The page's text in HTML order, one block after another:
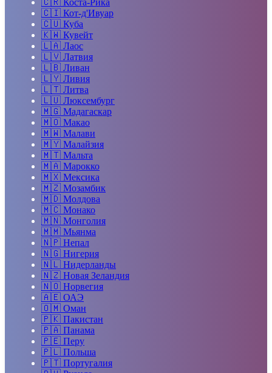
🇨🇮 Кот-д'Ивуар
🇨🇺 Куба
🇰🇼 Кувейт
🇱🇦 Лаос
🇱🇻 Латвия
🇱🇧 Ливан
🇱🇾 Ливия
🇱🇹 Литва
🇱🇺 Люксембург
🇲🇬 Мадагаскар
🇲🇴 Макао
🇲🇼 Малави
🇲🇾 Малайзия
🇲🇹 Мальта
🇲🇦 Марокко
🇲🇽 Мексика
🇲🇿 Мозамбик
🇲🇩 Молдова
🇲🇨 Монако
🇲🇳 Монголия
🇲🇲 Мьянма
🇳🇵 Непал
🇳🇬 Нигерия
🇳🇱 Нидерланды
🇳🇿 Новая Зеландия
🇳🇴 Норвегия
🇦🇪 ОАЭ
🇴🇲 Оман
🇵🇰 Пакистан
🇵🇦 Панама
🇵🇪 Перу
🇵🇱 Польша
🇵🇹 Португалия